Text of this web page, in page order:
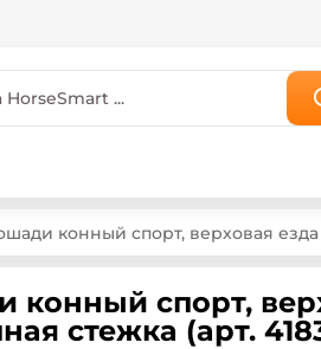
конный спорт, верховая
конный спорт,
стежка (арт.